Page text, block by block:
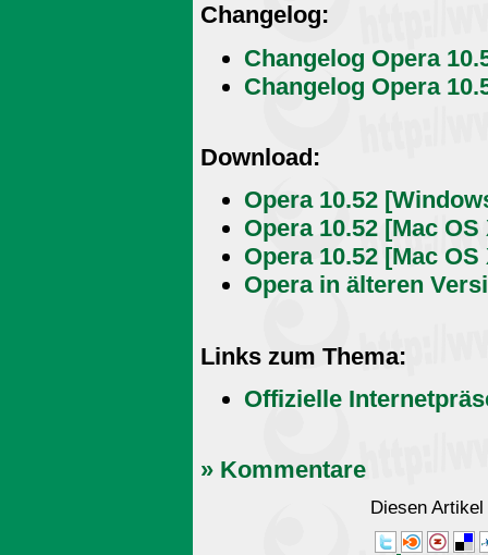
Changelog:
Changelog Opera
Changelog Opera
Download:
Opera 10.52
Opera 10.52 [Mac
Opera 10.52 [Mac
Opera in älteren
Links zum Thema:
Offizielle
» Kommentare
Diesen